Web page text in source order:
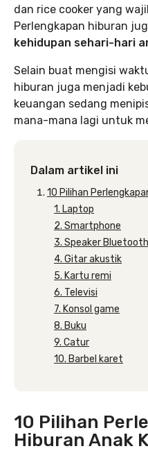
dan rice cooker yang
Perlengkapan hiburan
kehidupan sehari-hari
Selain buat mengisi
hiburan juga menjadi
keuangan sedang
mana-mana lagi untuk
Dalam artikel ini
10 Pilihan
1. Laptop
2. Smartphone
3. Speaker Bluetooth
4. Gitar akustik
5. Kartu remi
6. Televisi
7. Konsol game
8. Buku
9. Catur
10. Barbel karet
10 Pilihan
Hiburan Anak